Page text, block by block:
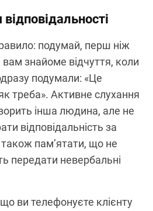
подумай, перш ніж
знайоме відчуття, коли
подумали: «Це
треба». Активне слухання
інша людина, але не
відповідальність за
також пам’ятати, що не
передати невербальні
ви телефонуєте клієнту